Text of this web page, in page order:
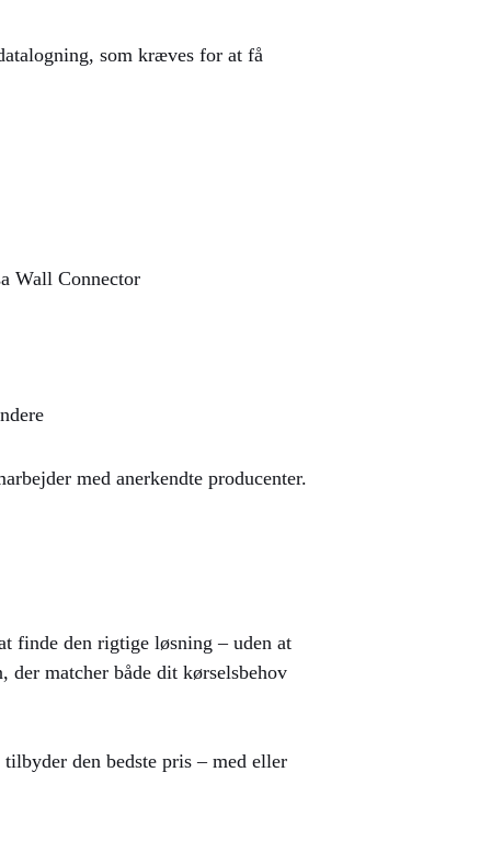
som kræves for at få
Wall Connector
med anerkendte producenter.
finde den rigtige løsning – uden at
matcher både dit kørselsbehov
den bedste pris – med eller